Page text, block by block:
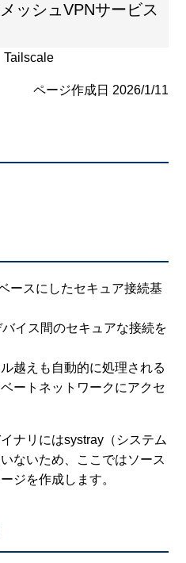
ッシュVPNサービス
Tailscale
ページ作成日 2026/1/11
ースにしたセキュア接続基
イス間のセキュアな接続を
越えも自動的に処理される
ートネットワークにアクセ
ナリにはsystray（システム
ないため、ここではソース
ジを作成します。